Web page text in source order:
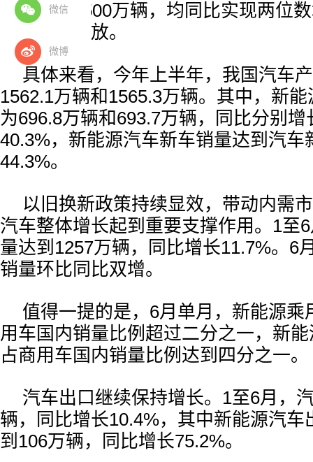
微信
微博
首次双超1500万辆，均同比实现两位
活力持续释放。
具体来看，今年上半年，我国汽车
1562.1万辆和1565.3万辆。其中，新
为696.8万辆和693.7万辆，同比分别增
40.3%，新能源汽车新车销量达到汽车
44.3%。
以旧换新政策持续显效，带动内需
汽车整体增长起到重要支撑作用。1至
量达到1257万辆，同比增长11.7%。6
销量环比同比双增。
值得一提的是，6月单月，新能源乘
用车国内销量比例超过二分之一，新
占商用车国内销量比例达到四分之一。
汽车出口继续保持增长。1至6月，
辆，同比增长10.4%，其中新能源汽车
到106万辆，同比增长75.2%。